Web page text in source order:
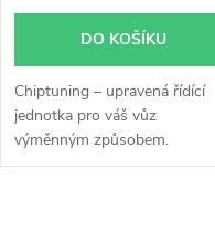
DO KOŠÍKU
Chiptuning – upravená řídící
jednotka pro váš vůz
výměnným způsobem.